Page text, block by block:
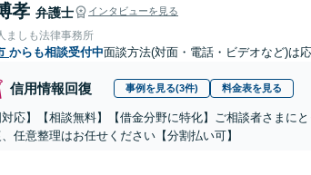
孝 弁護士 インタビューを見る
ましも法律事務所
からも相談受付中面談方法(対面・電話・ビデオなど)は
信用情報回復 事例を見る(3件) 料金表を見る
対応】【相談無料】【借金分野に特化】ご相談者さまに
任意整理はお任せください【分割払い可】